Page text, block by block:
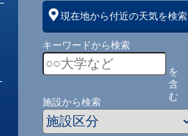
現在地から付近の天気を検索
キーワードから検索
を
含
む
施設から検索